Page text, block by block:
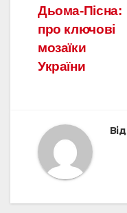
Дьома-Пісна:
про ключові
мозаїки
України
Від